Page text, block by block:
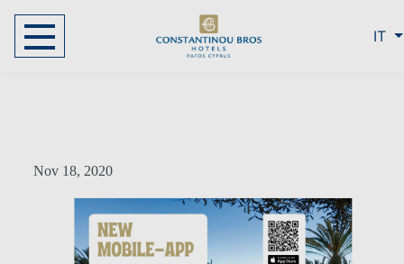
IT
Nov 18, 2020